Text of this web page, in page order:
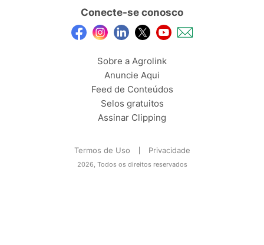
Conecte-se conosco
Sobre a Agrolink
Anuncie Aqui
Feed de Conteúdos
Selos gratuitos
Assinar Clipping
Termos de Uso Privacidade
2026, Todos os direitos reservados